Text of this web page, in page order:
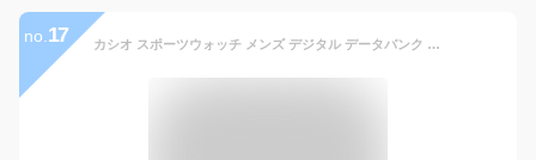
no. 17 カシオ スポーツウォッチ メンズ デジタル データバンク 5気圧防水 腕時計 ブラック 黒 (DB09P-4503BLK海外版) ストップウォッチ カウントダウンタイマー 10年電池 LEDライト付き ランニングウォッチ カシオ CASIO マラソン ランニング 時計 ランニングウオッチ